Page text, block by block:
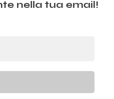
nella tua email!